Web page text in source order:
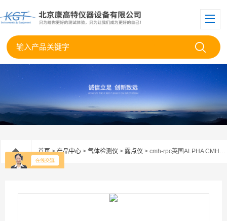
首页>产品中心 > 气体检测仪 > 露点仪 > cmh-rpc英国ALPHA CMH-RPC精密冷镜露点湿度计